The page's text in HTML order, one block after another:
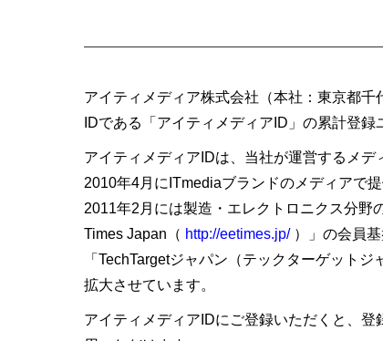
アイティメディア株式会社（本社：東京都
IDである「アイティメディアID」の累計登
アイティメディアIDは、当社が運営するメデ
2010年4月にITmediaブランドのメディアで
2011年2月には製造・エレクトロニクス分野
Times Japan（ http://eetimes.jp/）」の会員基
「TechTargetジャパン（テックターゲットジ
拡大させています。
アイティメディアIDにご登録いただくと、